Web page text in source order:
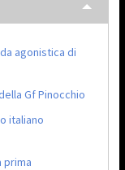
agonistica di
Gf Pinocchio
italiano
prima